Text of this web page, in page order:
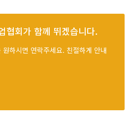
협회가 함께 뛰겠습니다.
하시면 연락주세요. 친절하게 안내